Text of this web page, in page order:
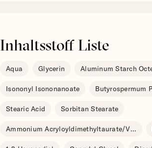
Inhaltsstoff Liste
Aqua Glycerin Aluminum Starch
Isononyl Isononanoate Butyrospermum
Stearic Acid Sorbitan Stearate
Ammonium Acryloyldimethyltaurate/V...